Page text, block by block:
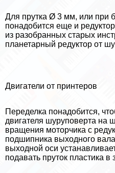
Для прутка Ø 3 мм, или при
понадобится еще и
из разобранных старых
планетарный редуктор от
Двигатели от принтеров
Переделка понадобится,
двигателя шуруповерта на
вращения моторчика с
подшипника выходного
выходной оси
подавать пруток пластика в